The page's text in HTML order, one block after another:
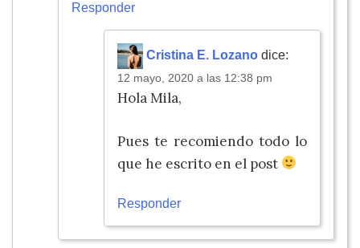
Responder
Cristina E. Lozano dice:
12 mayo, 2020 a las 12:38 pm
Hola Mila,
Pues te recomiendo todo lo
que he escrito en el post
Responder